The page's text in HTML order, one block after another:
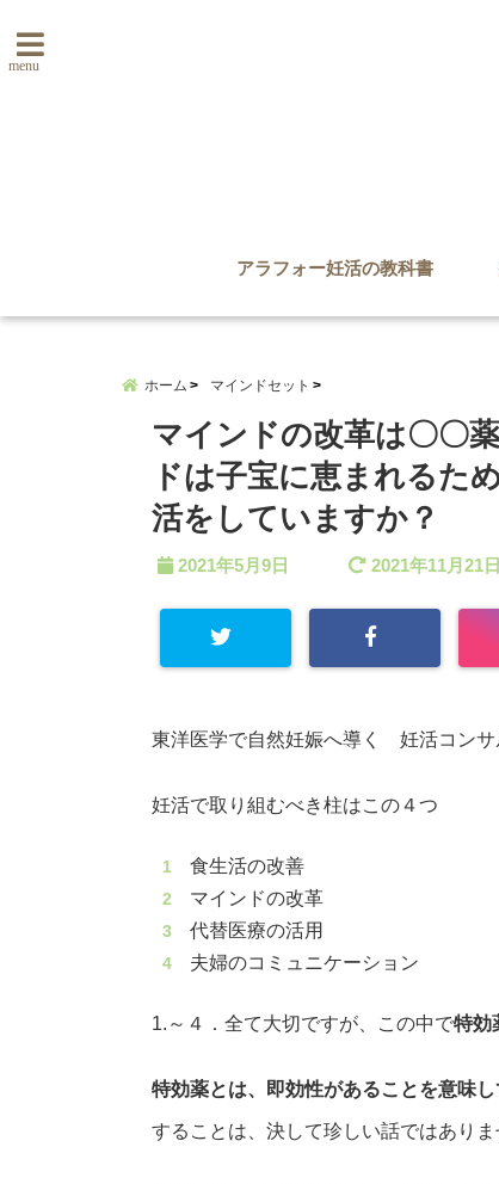
menu
アラフォー妊活の教科書
ホーム マインドセット
マインドの改革は〇〇
ドは子宝に恵まれるた
活をしていますか？
2021年5月9日 2021年11月21日
東洋医学で自然妊娠へ導く 妊活コン
妊活で取り組むべき柱はこの４つ
食生活の改善
マインドの改革
代替医療の活用
夫婦のコミュニケーション
1.～４．全て大切ですが、この中で特効
特効薬とは、即効性があることを意味し
することは、決して珍しい話ではありま